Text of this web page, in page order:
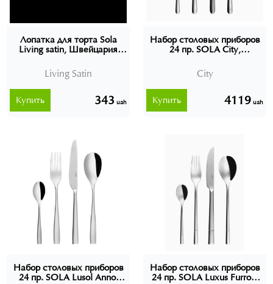
Лопатка для торта Sola
Living satin, Швейцария
Living Satin
343 uah
Купить
Набор столовых приборов
24 пр. SOLA City,
упаковке)
City
4119 uah
Купить
Набор столовых приборов
24 пр. SOLA Lusol Anno,
Набор столовых приборов
24 пр. SOLA Luxus Furrow